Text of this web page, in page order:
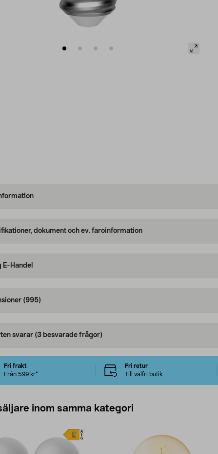
dokument och ev. faroinformation
E-Handel
(995)
svarar (3 besvarade frågor)
Fri frakt
Från 599 kr*
Fri retur
Till valfri butik
inom samma kategori